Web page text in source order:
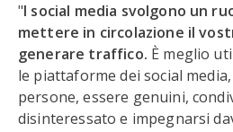
"I social media svolgono un
mettere in circolazione il
generare traffico. È meglio
le piattaforme dei social
persone, essere genuini,
disinteressato e impegnarsi